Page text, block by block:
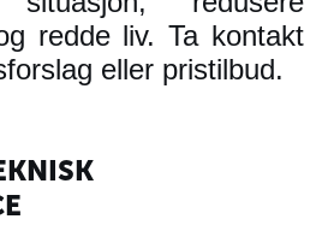
redde liv. Ta kontakt
eller pristilbud.